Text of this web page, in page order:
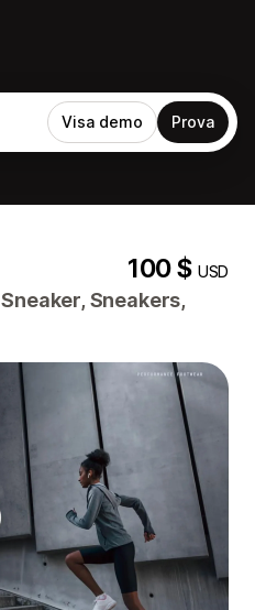
Visa demo Prova
100 $USD
Sneakers,